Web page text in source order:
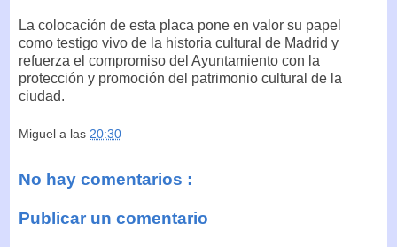
La colocación de esta placa pone en valor su papel
como testigo vivo de la historia cultural de Madrid y
refuerza el compromiso del Ayuntamiento con la
protección y promoción del patrimonio cultural de la
ciudad.
Miguel a las 20:30
No hay comentarios :
Publicar un comentario